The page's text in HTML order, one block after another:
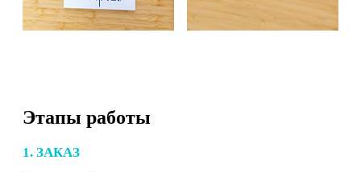
Этапы работы
1. ЗАКАЗ